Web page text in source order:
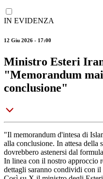
IN EVIDENZA
12 Giu 2026 - 17:00
Ministro Esteri
"Memorandum
conclusione"
"Il memorandum d'intesa di
alla conclusione. In attesa della
dovrebbero astenersi dal
In linea con il nostro approccio
dettagli saranno condividi con